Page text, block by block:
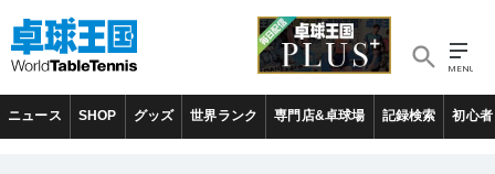
ニュース SHOP グッズ 世界ランク 専門店&卓球場 記録検索 初心者